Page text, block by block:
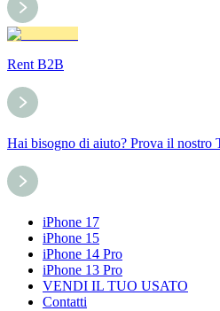
Rent B2B
Hai bisogno di aiuto? Prova il nostro
iPhone 17
iPhone 15
iPhone 14 Pro
iPhone 13 Pro
VENDI IL TUO USATO
Contatti